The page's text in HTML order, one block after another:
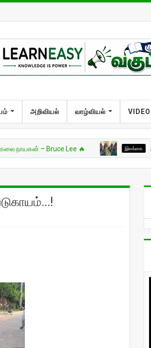
அறிவியல் வாழ்வியல்
– Bruce Lee 🔥 இலங்கை